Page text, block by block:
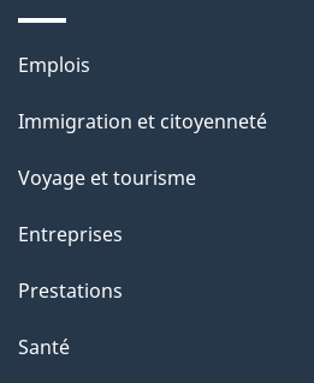
Thèmes
sujets
Emplois
Immigration et citoyenneté
Voyage et tourisme
Entreprises
Prestations
Santé